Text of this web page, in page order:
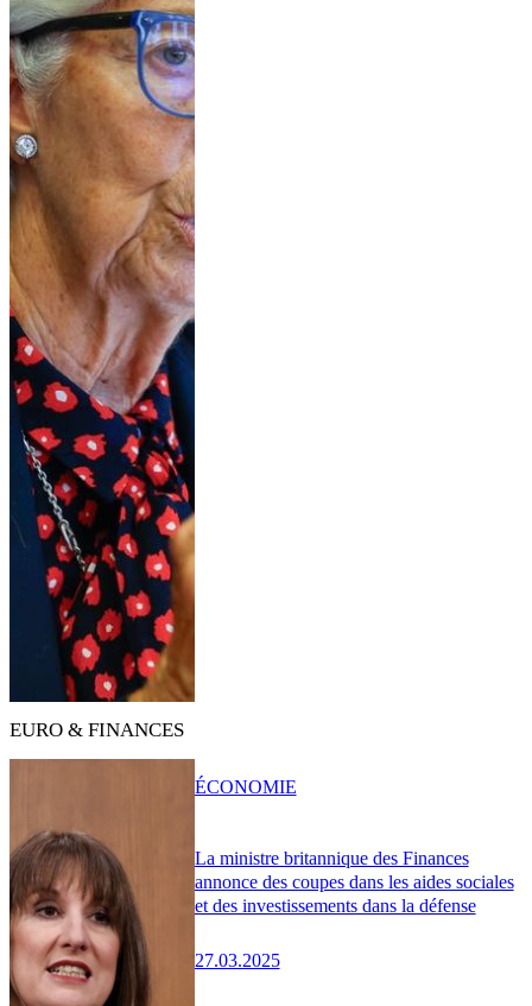
EURO & FINANCES
La ministre britannique des Finances
annonce des coupes dans les aides sociales
et des investissements dans la défense
27.03.2025
ÉCONOMIE